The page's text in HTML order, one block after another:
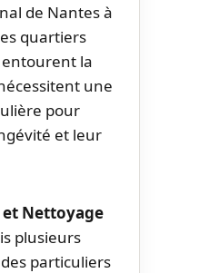
de Nantes à
quartiers
la
une
pour
et leur
et Nettoyage
plusieurs
particuliers